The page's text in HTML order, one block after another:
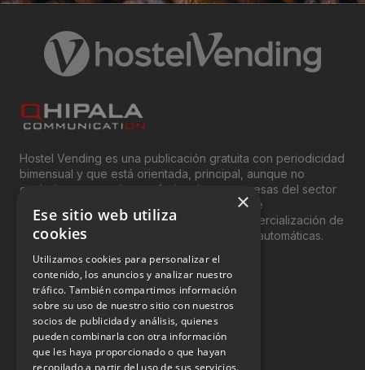
Hostel Vending es una publicación gratuita con periodicidad
bimensual y que está orientada, principal, aunque no
exclusivamente, a los profesionales y empresas del sector
del “Vending”; nombre con el que se conoce
genéricamente entre profesionales a la comercialización de
productos y servicios a través de máquinas automáticas.
INFORMACIÓN LEGAL
Aviso Legal
Política de Privacidad
Política de Cookies
×
Ese sitio web utiliza
cookies
Utilizamos cookies para personalizar el
contenido, los anuncios y analizar nuestro
tráfico. También compartimos información
sobre su uso de nuestro sitio con nuestros
socios de publicidad y análisis, quienes
pueden combinarla con otra información
que les haya proporcionado o que hayan
recopilado a partir del uso de sus servicios.